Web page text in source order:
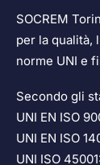
SOCREM
per la qualità,
norme UNI e
Secondo gli
UNI EN ISO
UNI EN ISO
UNI ISO